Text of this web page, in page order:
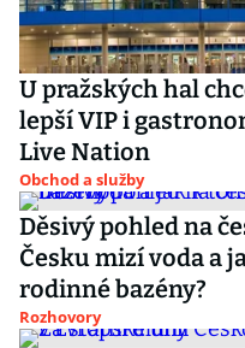
U pražských hal
lepší VIP i
Live Nation
Obchod a služby
Děsivý pohled na
Česku mizí voda a
rodinné bazény?
Rozhovory